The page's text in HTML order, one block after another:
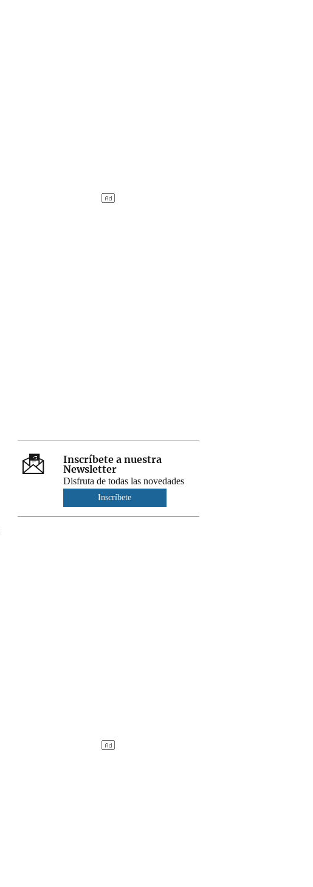
Inscríbete a nuestra
Newsletter
Disfruta de todas las novedades
Inscríbete